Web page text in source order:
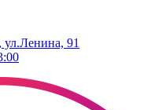
ул.Ленина, 91